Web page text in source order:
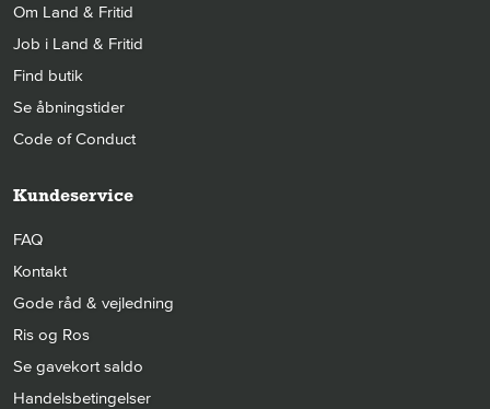
Om Land & Fritid
Job i Land & Fritid
Find butik
Se åbningstider
Code of Conduct
Kundeservice
FAQ
Kontakt
Gode råd & vejledning
Ris og Ros
Se gavekort saldo
Handelsbetingelser